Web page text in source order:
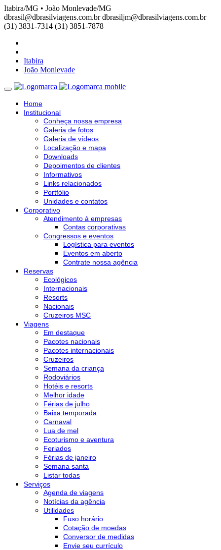
Itabira/MG • João Monlevade/MG
dbrasil@dbrasilviagens.com.br dbrasiljm@dbrasilviagens.com.br
(31) 3831-7314 (31) 3851-7878
Itabira
João Monlevade
Home
Institucional
Conheça nossa empresa
Galeria de fotos
Galeria de vídeos
Localização e mapa
Downloads
Depoimentos de clientes
Informativos
Links relacionados
Portfólio
Unidades e contatos
Corporativo
Atendimento à empresas
Contas corporativas
Congressos e eventos
Logística para eventos
Eventos em aberto
Contrate nossa agência
Reservas
Ecológicos
Internacionais
Resorts
Nacionais
Cruzeiros MSC
Viagens
Em destaque
Pacotes nacionais
Pacotes internacionais
Cruzeiros
Semana da criança
Rodoviários
Hotéis e resorts
Melhor idade
Férias de julho
Baixa temporada
Carnaval
Lua de mel
Ecoturismo e aventura
Feriados
Férias de janeiro
Semana santa
Listar todas
Serviços
Agenda de viagens
Notícias da agência
Utilidades
Fuso horário
Cotação de moedas
Conversor de medidas
Envie seu currículo